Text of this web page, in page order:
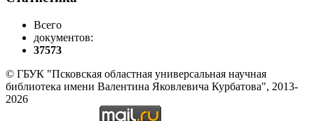
Всего
документов:
37573
© ГБУК "Псковская областная универсальная научная
библиотека имени Валентина Яковлевича Курбатова", 2013-
2026